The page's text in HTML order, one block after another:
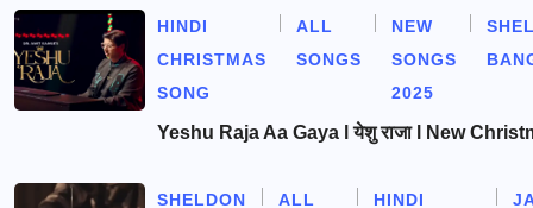
HINDI
CHRISTMAS
SONG
ALL
SONGS
NEW
SONGS
2025
Yeshu Raja Aa Gaya l येशु राजा l New
SHELDON
ALL
HINDI